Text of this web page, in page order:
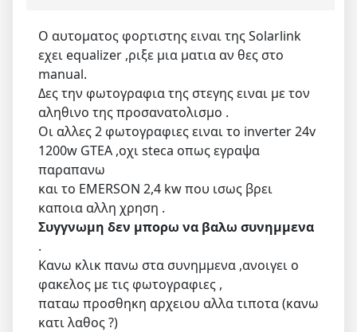
Ο αυτοματος φορτιστης ειναι της Solarlink
εχει equalizer ,ριξε μια ματια αν θες στο
manual.
Δες την φωτογραφια της στεγης ειναι με τον
αληθινο της προσανατολισμο .
Οι αλλες 2 φωτογραφιες ειναι το inverter 24v
1200w GTEA ,οχι steca οπως εγραψα
παραπανω
και το ΕΜΕRSON 2,4 kw που ισως βρει
καποια αλλη χρηση .
Συγγνωμη δεν μπορω να βαλω συνημμενα
.
Κανω κλικ πανω στα συνημμενα ,ανοιγει ο
φακελος με τις φωτογραφιες ,
παταω προσθηκη αρχειου αλλα τιποτα (κανω
κατι λαθος ?)